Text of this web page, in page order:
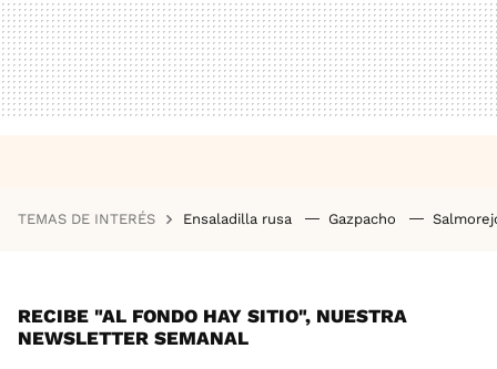
TEMAS DE INTERÉS Ensaladilla rusa Gazpacho
RECIBE "AL FONDO HAY SITIO", NUESTRA
NEWSLETTER SEMANAL